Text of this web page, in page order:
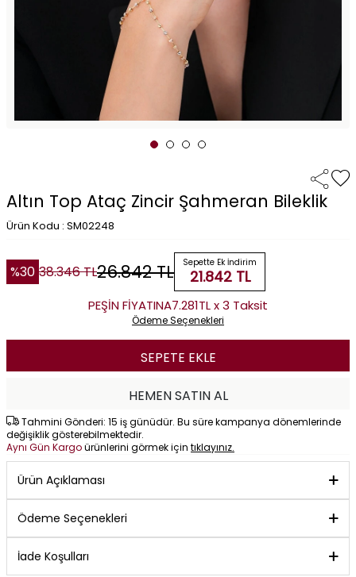
Altın Top Ataç Zincir Şahmeran Bileklik
Ürün Kodu : SM02248
%30 38.346TL26.842TL Sepette Ek İndirim
21.842TL
PEŞİN FİYATINA7.281TL x 3 Taksit
Ödeme Seçenekleri
SEPETE EKLE
HEMEN SATIN AL
Tahmini Gönderi: 15 iş günüdür. Bu süre kampanya dönemlerinde
değişiklik gösterebilmektedir.
Aynı Gün Kargoürünlerini görmek için tıklayınız.
Ürün Açıklaması
Ödeme Seçenekleri
İade Koşulları